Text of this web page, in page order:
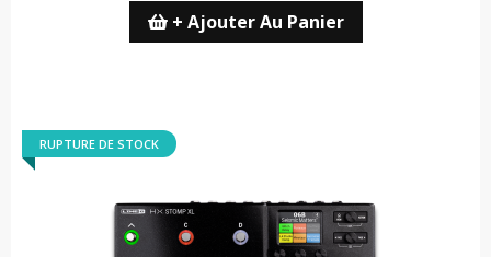
+ Ajouter Au Panier
RUPTURE DE STOCK